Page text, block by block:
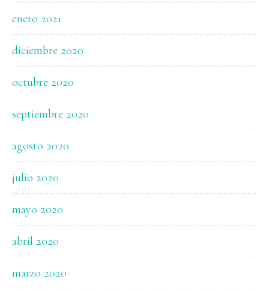
enero 2021
diciembre 2020
octubre 2020
septiembre 2020
agosto 2020
julio 2020
mayo 2020
abril 2020
marzo 2020